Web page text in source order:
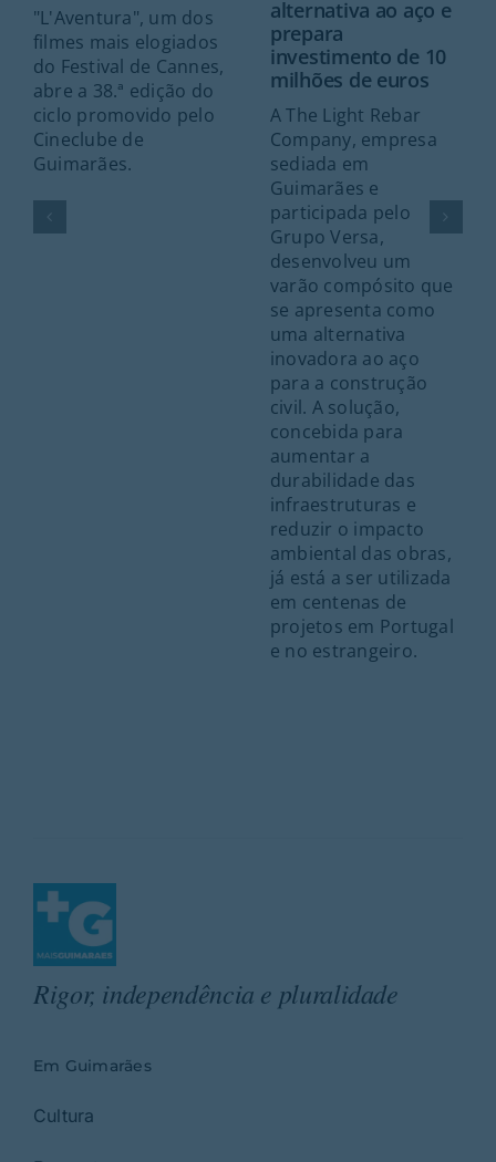
"L'Aventura", um dos
filmes mais elogiados
do Festival de Cannes,
abre a 38.ª edição do
ciclo promovido pelo
Cineclube de
Guimarães.
alternativa ao aço e
prepara
investimento de 10
milhões de euros
A The Light Rebar
Company, empresa
sediada em
Guimarães e
participada pelo
Grupo Versa,
desenvolveu um
varão compósito que
se apresenta como
uma alternativa
inovadora ao aço
para a construção
civil. A solução,
concebida para
aumentar a
durabilidade das
infraestruturas e
reduzir o impacto
ambiental das obras,
já está a ser utilizada
em centenas de
projetos em Portugal
e no estrangeiro.
Rigor, independência e pluralidade
Em Guimarães
Cultura